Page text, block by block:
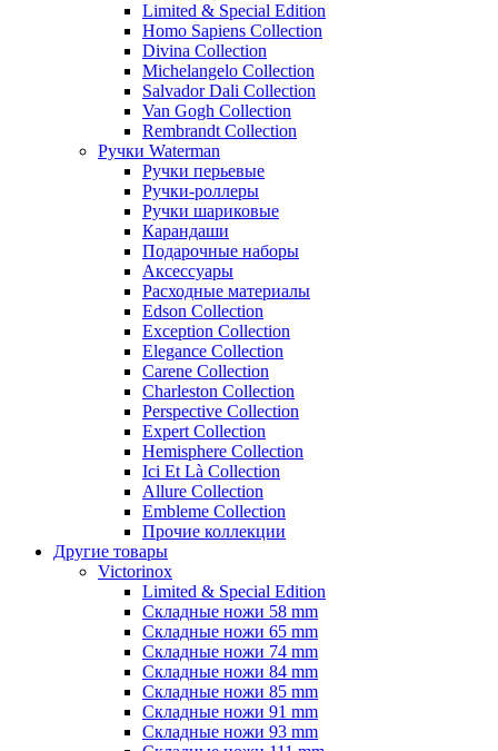
Limited & Special Edition
Homo Sapiens Collection
Divina Collection
Michelangelo Collection
Salvador Dali Collection
Van Gogh Collection
Rembrandt Collection
Ручки Waterman
Ручки перьевые
Ручки-роллеры
Ручки шариковые
Карандаши
Подарочные наборы
Аксессуары
Расходные материалы
Edson Collection
Exception Collection
Elegance Collection
Carene Collection
Charleston Collection
Perspective Collection
Expert Collection
Hemisphere Collection
Ici Et Là Collection
Allure Collection
Embleme Collection
Прочие коллекции
Другие товары
Victorinox
Limited & Special Edition
Складные ножи 58 mm
Складные ножи 65 mm
Складные ножи 74 mm
Складные ножи 84 mm
Складные ножи 85 mm
Складные ножи 91 mm
Складные ножи 93 mm